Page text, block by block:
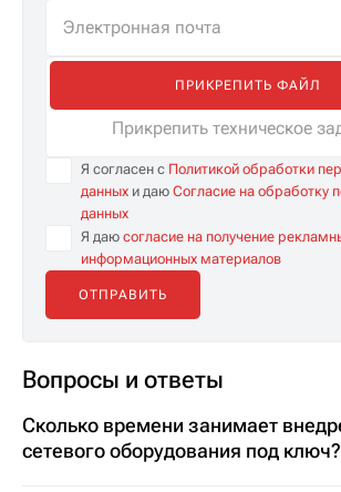
ПРИКРЕПИТЬ ФАЙЛ
Прикрепить техническое
Я согласен с Политикой обработки
данных и даю Согласие на обработку
данных
Я даю согласие на получение
информационных материалов
Вопросы и ответы
Сколько времени занимает
сетевого оборудования под ключ?